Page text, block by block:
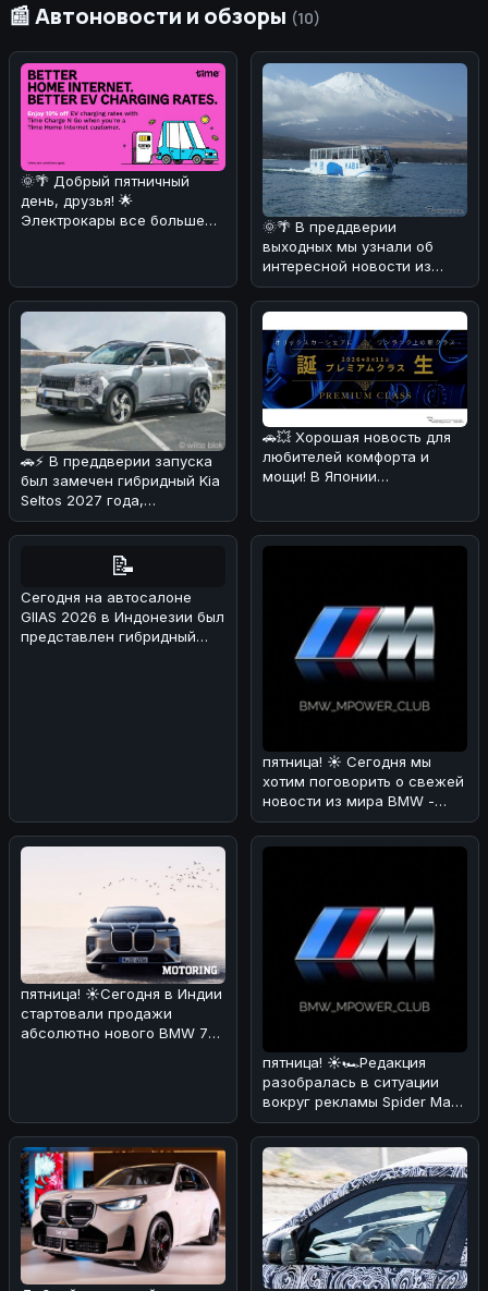
📰 Автоновости и обзоры (10)
🌞🌴 Добрый пятничный
день, друзья! 🌟
Электрокары все больше
🌞🌴 В преддверии
выходных мы узнали об
интересной новости из
Японии! 🚗💦 Компания Fuji
Quick Bus з
🚗⚡ В преддверии запуска
был замечен гибридный Kia
Seltos 2027 года,
проходящий испытания в
Альпах!
🚗💥 Хорошая новость для
любителей комфорта и
мощи! В Японии
📝
Сегодня на автосалоне
GIIAS 2026 в Индонезии был
представлен гибридный
пятница! ☀️ Сегодня мы
хотим поговорить о свежей
новости из мира BMW -
люксовом SUV X7 Individual
в
пятница! ☀️Сегодня в Индии
стартовали продажи
абсолютно нового BMW 7
пятница! ☀️🏎Редакция
разобралась в ситуации
вокруг рекламы Spider Man
через BMW iDrive.
Оказывается